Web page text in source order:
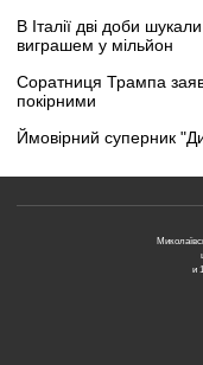
В Італії дві доби
виграшем у мільйон
Соратниця Трампа
покірними
Ймовірний суперник
и